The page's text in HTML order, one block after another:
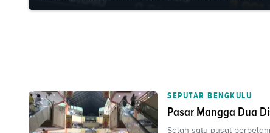
SEPUTAR BENGKULU
Pasar Mangga Dua
Salah satu pusat